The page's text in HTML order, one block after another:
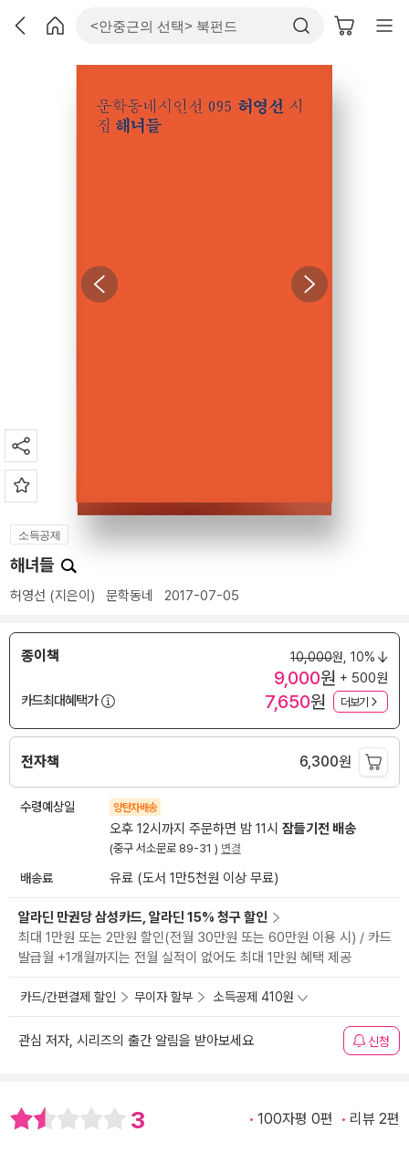
소득공제
해녀들
허영선 (지은이) 문학동네 2017-07-05
종이책 10,000원, 10%
9,000원 + 500원
카드최대혜택가
7,650원 더보기
전자책 6,300원
수령예상일 양탄자배송
오후 12시까지 주문하면 밤 11시 잠들기전 배송
(중구 서소문로 89-31 ) 변경
배송료 유료 (도서 1만5천원 이상 무료)
알라딘 만권당 삼성카드, 알라딘 15% 청구 할인
최대 1만원 또는 2만원 할인(전월 30만원 또는 60만원 이용 시) / 카드
발급월 +1개월까지는 전월 실적이 없어도 최대 1만원 혜택 제공
카드/간편결제 할인 무이자 할부 소득공제 410원
관심 저자, 시리즈의 출간 알림을 받아보세요 신청
3 100자평 0편 리뷰 2편